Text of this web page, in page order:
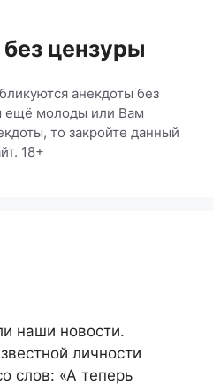
цензуры
анекдоты без
ещё молоды или Вам
то закройте данный
18+
наши новости.
личности
слов: «А теперь